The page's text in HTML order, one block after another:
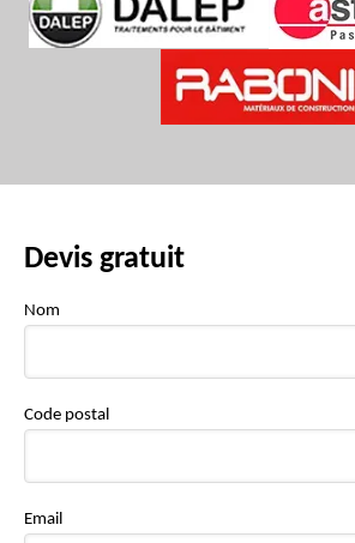
Devis gratuit
Nom
Code postal
Email